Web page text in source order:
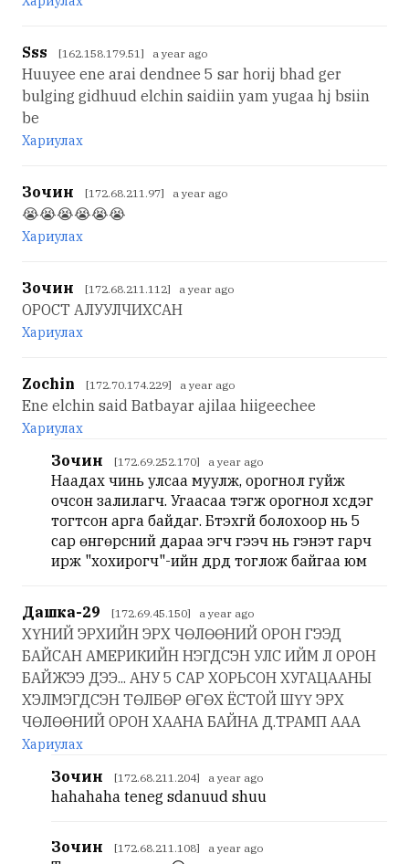
Sss [162.158.179.51] a year ago
Huuyee ene arai dendnee 5 sar horij bhad ger
bulging gidhuud elchin saidiin yam yugaa hj bsiin
be
Хариулах
Зочин [172.68.211.97] a year ago
😭😭😭😭😭😭
Хариулах
Зочин [172.68.211.112] a year ago
ОРОСТ АЛУУЛЧИХСАН
Хариулах
Zochin [172.70.174.229] a year ago
Ene elchin said Batbayar ajilaa hiigeechee
Хариулах
Зочин [172.69.252.170] a year ago
Наадах чинь улсаа муулж, орогнол гуйж
очсон залилагч. Угаасаа тэгж орогнол хүсдэг
тогтсон арга байдаг. Бүтэхгүй болохоор нь 5
сар өнгөрсний дараа эгч гээч нь гэнэт гарч
ирж "хохирогч"-ийн дүрд тоглож байгаа юм
Дашка-29 [172.69.45.150] a year ago
ХҮНИЙ ЭРХИЙН ЭРХ ЧӨЛӨӨНИЙ ОРОН ГЭЭД
БАЙСАН АМЕРИКИЙН НЭГДСЭН УЛС ИЙМ Л ОРОН
БАЙЖЭЭ ДЭЭ... АНУ 5 САР ХОРЬСОН ХУГАЦААНЫ
ХЭЛМЭГДСЭН ТӨЛБӨР ӨГӨХ ЁСТОЙ ШҮҮ ЭРХ
ЧӨЛӨӨНИЙ ОРОН ХААНА БАЙНА Д.ТРАМП ААА
Хариулах
Зочин [172.68.211.204] a year ago
hahahaha teneg sdanuud shuu
Зочин [172.68.211.108] a year ago